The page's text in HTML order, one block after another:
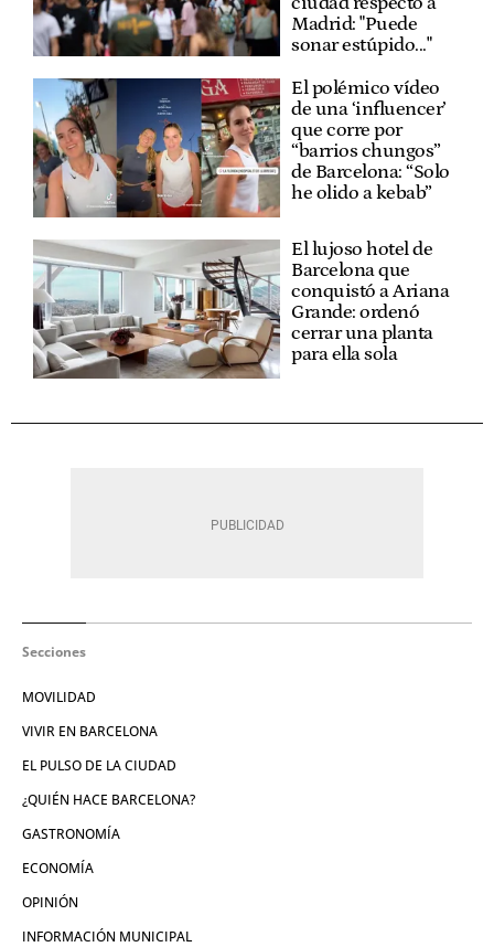
Madrid: "Puede
sonar estúpido..."
El polémico vídeo
de una ‘influencer’
que corre por
“barrios chungos”
de Barcelona: “Solo
he olido a kebab”
El lujoso hotel de
Barcelona que
conquistó a Ariana
Grande: ordenó
cerrar una planta
para ella sola
Secciones
MOVILIDAD
VIVIR EN BARCELONA
EL PULSO DE LA CIUDAD
¿QUIÉN HACE BARCELONA?
GASTRONOMÍA
ECONOMÍA
OPINIÓN
INFORMACIÓN MUNICIPAL